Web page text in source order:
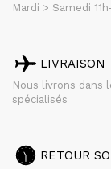
Mardi > Samedi
LIVRAISON
Nous livrons dans
spécialisés
RETOUR